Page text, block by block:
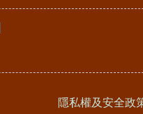
隱私權及安全政